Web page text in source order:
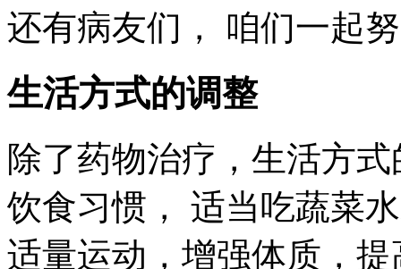
还有病友们， 咱们一起
生活方式的调整
除了药物治疗，生活方
饮食习惯， 适当吃蔬菜
适量运动，增强体质，